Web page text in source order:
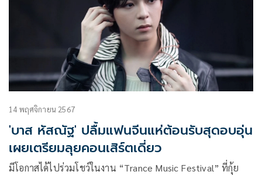
14 พฤศจิกายน 2567
'บาส หัสณัฐ' ปลื้มแฟนจีนแห่ต้อนรับสุดอบอุ่น
เผยเตรียมลุยคอนเสิร์ตเดี่ยว
มีโอกาสได้ไปร่วมโชว์ในงาน “Trance Music Festival” ที่กุ้ย